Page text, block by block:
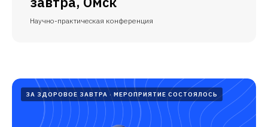
Научно-практическая конференция
ЗА ЗДОРОВОЕ ЗАВТРА МЕРОПРИЯТИЕ СОСТОЯЛОСЬ